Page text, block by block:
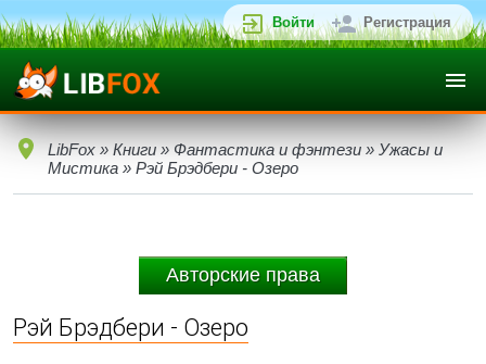
Войти Регистрация
LibFox » Книги » Фантастика и фэнтези » Ужасы и
Мистика » Рэй Брэдбери - Озеро
Авторские права
Рэй Брэдбери - Озеро